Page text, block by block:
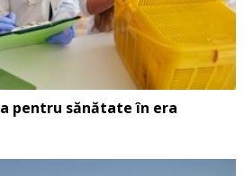
pentru sănătate în era